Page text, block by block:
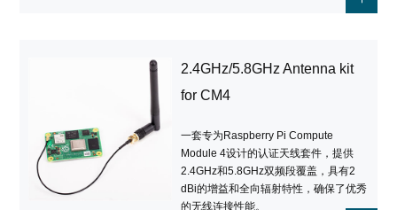
2.4GHz/5.8GHz Antenna kit
for CM4
一套专为Raspberry Pi Compute
Module 4设计的认证天线套件，提供
2.4GHz和5.8GHz双频段覆盖，具有2
dBi的增益和全向辐射特性，确保了优秀
的无线连接性能。